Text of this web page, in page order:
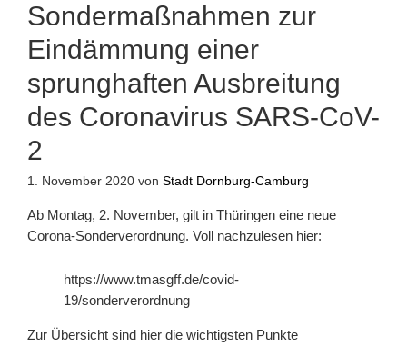
Sondermaßnahmen zur
Eindämmung einer
sprunghaften Ausbreitung
des Coronavirus SARS-CoV-
2
1. November 2020 von Stadt Dornburg-Camburg
Ab Montag, 2. November, gilt in Thüringen eine neue
Corona-Sonderverordnung. Voll nachzulesen hier:
https://www.tmasgff.de/covid-
19/sonderverordnung
Zur Übersicht sind hier die wichtigsten Punkte